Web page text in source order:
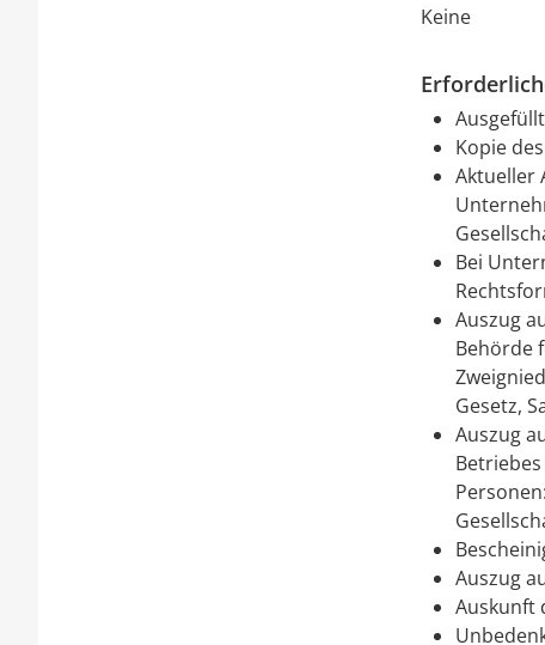
Keine
Kopie
Aktueller
Bei
Auszug
Behörde
Gesetz,
Auszug
Auszug
Auskunft